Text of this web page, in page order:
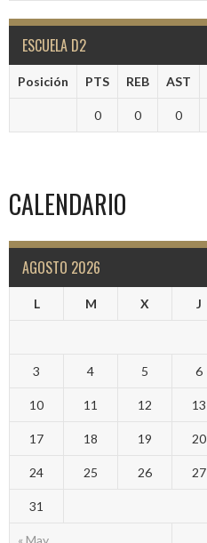
ESCUELA D2
Posición PTS REB AST
0 0 0
CALENDARIO
AGOSTO 2026
L M X J
« May
3 4 5 6
10 11 12 13
17 18 19 20
24 25 26 27
31